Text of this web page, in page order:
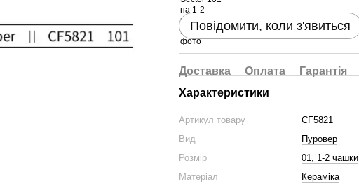
Повідомити, коли з'явиться
Доставка Оплата
Гарантія
Характеристики
Артикул товару
CF5821
Вид
Пуровер
Розмір
01, 1-2 чашки
Матеріал
Кераміка